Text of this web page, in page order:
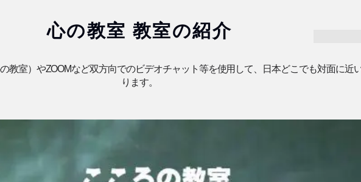
心の教室 教室の紹介
教室）やZOOMなど双方向でのビデオチャット等を使用して、日本どこでも対面に近
ります。